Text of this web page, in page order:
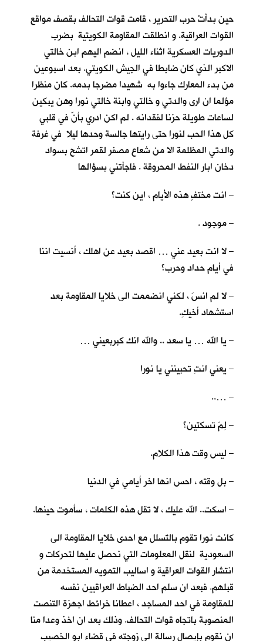
حين بدأتْ حرب التحرير ، قامت قوات التحالف بقصف مواقع
القوات العراقية. و انطلقت المقاومة الكويتية بضرب
الدوريات العسكرية اثناء الليل ، انضم اليهم ابن خالتي
الاكبر الذي كان ضابطا في الجيش الكويتي. بعد اسبوعين
من بدء المعارك جاءوا به شهيدا مضرجا بدمه. كان منظرا
مؤلما ان ارى والدتي و خالتي وابنة خالتي نورا وهن يبكين
لساعات طويلة حزنا لفقدانه . لم اكن ادري بأنّ في قلبي
كل هذا الحب لنورا حتى رايتها جالسة وحدها ليلا في غرفة
والدتي المظلمة الا من شعاع مصفر لقمر اتشح بسواد
دخان ابار النفط المحروقة . فاجأتني بسؤالها
– انت مختفٍ هذه الأيام ، اين كنت؟
– موجود .
– لا انت بعيد عني … اقصد بعيد عن اهلك ، أنسيت اننا
في أيام حداد وحرب؟
– لا لم انسَ ، لكني انضممت الى خلايا المقاومة بعد
استشهاد أخيكِ.
– يا الله … يا سعد .. والله انك كبربعيني …
– يعني انتِ تحبينني يا نورا
– …..
– لِمَ تسكتين؟
– ليس وقت هذا الكلام.
– بل وقته ، احس انها اخر أيامي في الدنيا
– اسكت.. الله عليك ، لا تقل هذه الكلمات ، سأموت حينها.
كانت نورا تقوم بالتَسلل مع احدى خلايا المقاومة الى
السعودية لنقل المعلومات التي نحصل عليها لتحركات و
انتشار القوات العراقية و اساليب التمويه المستخدمة من
قبلهم. فبعد ان سلم احد الضباط العراقيين نفسه
للمقاومة في احد المساجد ، اعطانا خرائط اجهزة التنصت
المنصوبة باتجاه قوات التحالف. وذلك بعد ان اخذ وعدا منا
ان نقوم بإيصال رسالة الى زوجته في قضاء ابو الخصيب